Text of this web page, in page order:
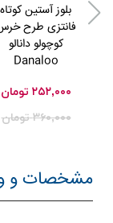
بلوز آستین کوتاه
فانتزی طرح
کوچولو دانالو
Danaloo
۲۵۲,۰۰۰ تومان
۳۶۰,۰۰۰ تومان
مشخصات و